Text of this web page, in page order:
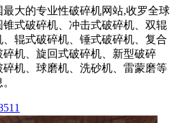
大的专业性破碎机网站,收罗全球
式破碎机、冲击式破碎机、双辊
辊式破碎机、锤式破碎机、复合
机、旋回式破碎机、新型破碎
机、球磨机、洗砂机、雷蒙磨等